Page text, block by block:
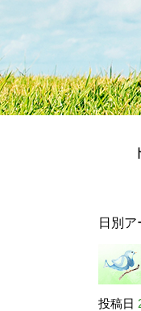
日別ア
投稿日